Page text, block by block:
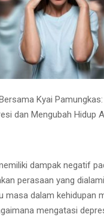
Kyai
dan Mengubah Hidup
dampak negatif
perasaan yang
masa dalam kehidupan
mengatasi